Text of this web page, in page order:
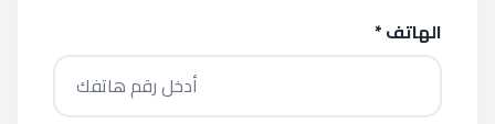
الهاتف *